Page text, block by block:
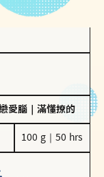
愛腦 滿懂撩的
100 g｜50 hrs